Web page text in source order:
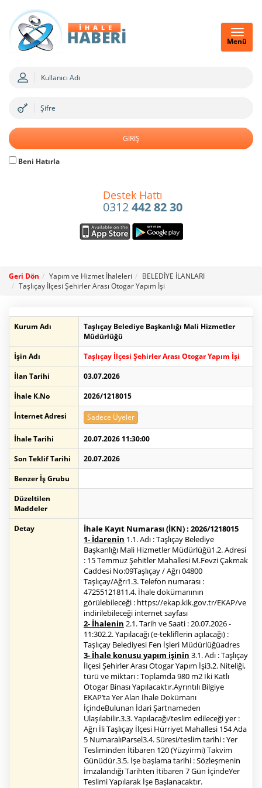
Menü
Beni Hatırla
Destek Hattı
0312442 82 30
Geri Dön Yapım ve Hizmet İhaleleri
BELEDİYE İLANLARI
Taşlıçay İlçesi Şehirler Arası Otogar Yapım İşi
Kurum Adı
Taşlıçay Belediye Başkanlığı Mali Hizmetler
Müdürlüğü
İşin Adı
Taşlıçay İlçesi Şehirler Arası Otogar Yapım İşi
İlan Tarihi
03.07.2026
İhale K.No
2026/1218015
İnternet Adresi
Sadece Üyeler
İhale Tarihi
20.07.2026 11:30:00
Son Teklif Tarihi
20.07.2026
Benzer İş Grubu
Düzeltilen
Maddeler
Detay
İhale Kayıt Numarası (İKN) : 2026/1218015
1- İdarenin 1.1. Adı : Taşlıçay Belediye
Başkanlığı Mali Hizmetler Müdürlüğü1.2. Adresi
: 15 Temmuz Şehitler Mahallesi M.Fevzi Çakmak
Caddesi No:09Taşlıçay / Ağrı 04800
Taşlıçay/Ağrı1.3. Telefon numarası :
47255121811.4. İhale dokümanının
görülebileceği : https://ekap.kik.gov.tr/EKAP/ve
indirilebileceği internet sayfası
2- İhalenin 2.1. Tarih ve Saati : 20.07.2026 -
11:302.2. Yapılacağı (e-tekliflerin açılacağı) :
Taşlıçay Belediyesi Fen İşleri Müdürlüğüadres
3- İhale konusu yapım işinin 3.1. Adı : Taşlıçay
İlçesi Şehirler Arası Otogar Yapım İşi3.2. Niteliği,
türü ve miktarı : Toplamda 980 m2 İki Katlı
Otogar Binası Yapılacaktır.Ayrıntılı Bilgiye
EKAP’ta Yer Alan İhale Dokümanı
İçindeBulunan İdari Şartnameden
Ulaşılabilir.3.3. Yapılacağı/teslim edileceği yer :
Ağrı İli Taşlıçay İlçesi Hürriyet Mahallesi 154 Ada
5 NumaralıParsel3.4. Süresi/teslim tarihi : Yer
Tesliminden İtibaren 120 (Yüzyirmi) Takvim
Günüdür.3.5. İşe başlama tarihi : Sözleşmenin
İmzalandığı Tarihten İtibaren 7 Gün İçindeYer
Teslimi Yapılarak İşe Başlanacaktır.